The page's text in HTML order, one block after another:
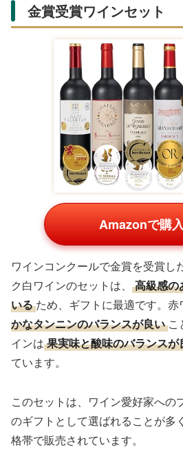
金賞受賞ワインセット
Amazonで購
ワインコンクールで金賞を受賞し
ク白ワインのセットは、
高級感の
いる ため、ギフトに最適です。赤
かなタンニンのバランスが良い こ
インは 果実味と酸味のバランスが
ています。
このセットは、ワイン愛好家への
のギフトとして選ばれることが多
格帯で販売されています。